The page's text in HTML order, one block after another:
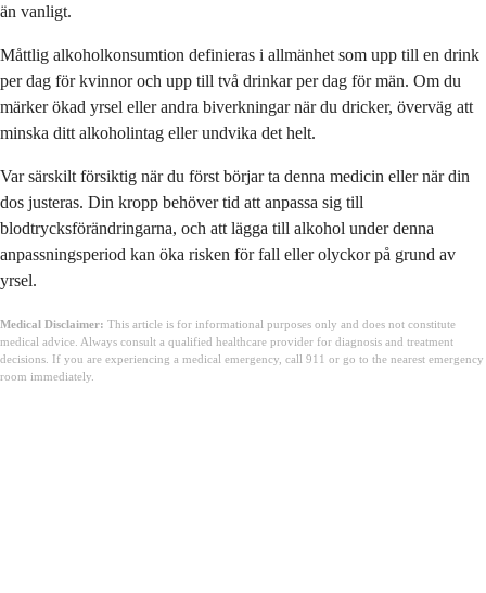
än vanligt.
Måttlig alkoholkonsumtion definieras i allmänhet som upp till en drink
per dag för kvinnor och upp till två drinkar per dag för män. Om du
märker ökad yrsel eller andra biverkningar när du dricker, överväg att
minska ditt alkoholintag eller undvika det helt.
Var särskilt försiktig när du först börjar ta denna medicin eller när din
dos justeras. Din kropp behöver tid att anpassa sig till
blodtrycksförändringarna, och att lägga till alkohol under denna
anpassningsperiod kan öka risken för fall eller olyckor på grund av
yrsel.
Medical Disclaimer: This article is for informational purposes only and does not constitute
medical advice. Always consult a qualified healthcare provider for diagnosis and treatment
decisions. If you are experiencing a medical emergency, call 911 or go to the nearest emergency
room immediately.